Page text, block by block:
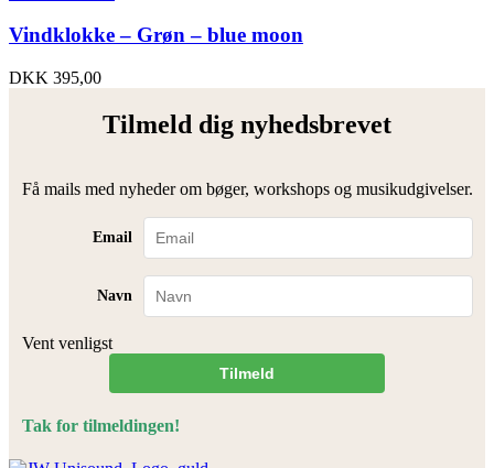
Vindklokke – Grøn – blue moon
DKK 395,00
Tilmeld dig nyhedsbrevet
Få mails med nyheder om bøger, workshops og musikudgivelser.
Email
Navn
Vent venligst
Tilmeld
Tak for tilmeldingen!